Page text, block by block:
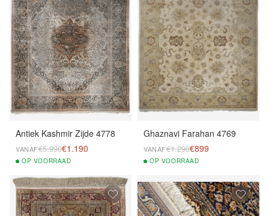
Antiek Kashmir Zijde 4778
VANAF€5.990€1.190
OP VOORRAAD
Ghaznavi Farahan 4769
VANAF€1.290€899
OP VOORRAAD